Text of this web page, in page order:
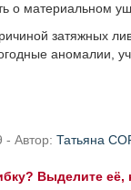
о материальном
затяжных
аномалии,
- Автор: Татьяна
Выделите её,